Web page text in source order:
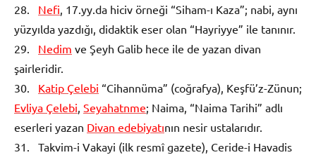
28. Nefi, 17.yy.da hiciv örneği “Siham-ı Kaza”; nabi, aynı
yüzyılda yazdığı, didaktik eser olan “Hayriyye” ile tanınır.
29. Nedim ve Şeyh Galib hece ile de yazan divan
şairleridir.
30. Katip Çelebi “Cihannüma” (coğrafya), Keşfü’z-Zünun;
Evliya Çelebi, Seyahatnme; Naima, “Naima Tarihi” adlı
eserleri yazan Divan edebiyatının nesir ustalarıdır.
31. Takvim-i Vakayi (ilk resmî gazete), Ceride-i Havadis